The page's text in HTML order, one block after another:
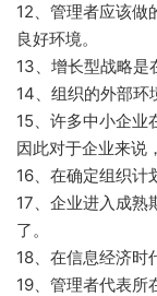
12、管理者应该做
良好环境。
13、增长型战略是
14、组织的外部环
15、许多中小企业
因此对于企业来说
16、在确定组织计
17、企业进入成熟
了。
18、在信息经济时
19、管理者代表所